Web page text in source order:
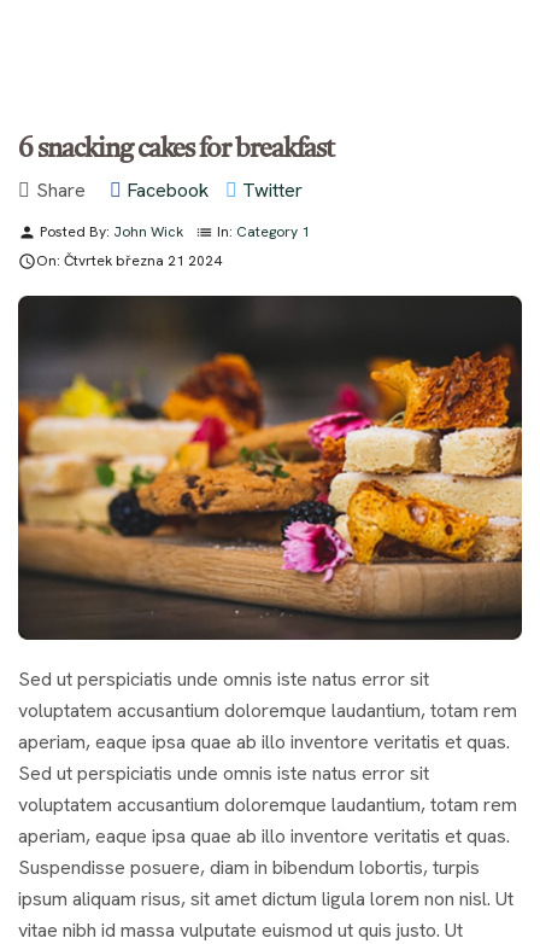
6 snacking cakes for breakfast
Share Facebook Twitter
person Posted By: John Wick list In: Category 1
On: Čtvrtek března 21 2024
Sed ut perspiciatis unde omnis iste natus error sit
voluptatem accusantium doloremque laudantium, totam rem
aperiam, eaque ipsa quae ab illo inventore veritatis et quas.
Sed ut perspiciatis unde omnis iste natus error sit
voluptatem accusantium doloremque laudantium, totam rem
aperiam, eaque ipsa quae ab illo inventore veritatis et quas.
Suspendisse posuere, diam in bibendum lobortis, turpis
ipsum aliquam risus, sit amet dictum ligula lorem non nisl. Ut
vitae nibh id massa vulputate euismod ut quis justo. Ut